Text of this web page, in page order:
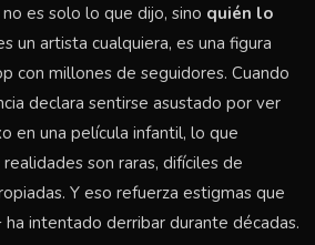
es solo lo que dijo, sino quién lo
un artista cualquiera, es una figura
con millones de seguidores. Cuando
declara sentirse asustado por ver
en una película infantil, lo que
son raras, difíciles de
Y eso refuerza estigmas que
ha intentado derribar durante décadas.